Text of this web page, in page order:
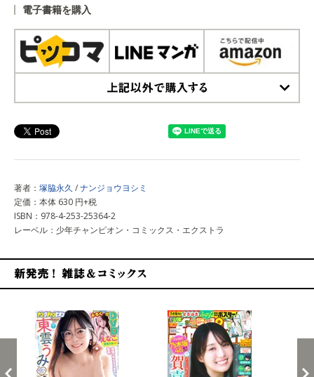
電子書籍を購入
著者： 塚脇永久 /ナンジョウヨシミ
定価：本体 630 円+税
ISBN：978-4-253-25364-2
レーベル：少年チャンピオン・コミックス・エクストラ